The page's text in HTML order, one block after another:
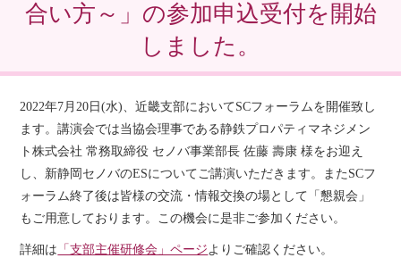
合い方～」の参加申込受付を開始
しました。
2022年7月20日(水)、近畿支部においてSCフォーラムを開催致し
ます。講演会では当協会理事である静鉄プロパティマネジメン
ト株式会社 常務取締役 セノバ事業部長 佐藤 壽康 様をお迎え
し、新静岡セノバのESについてご講演いただきます。またSCフ
ォーラム終了後は皆様の交流・情報交換の場として「懇親会」
もご用意しております。この機会に是非ご参加ください。
詳細は 「支部主催研修会」ページよりご確認ください。